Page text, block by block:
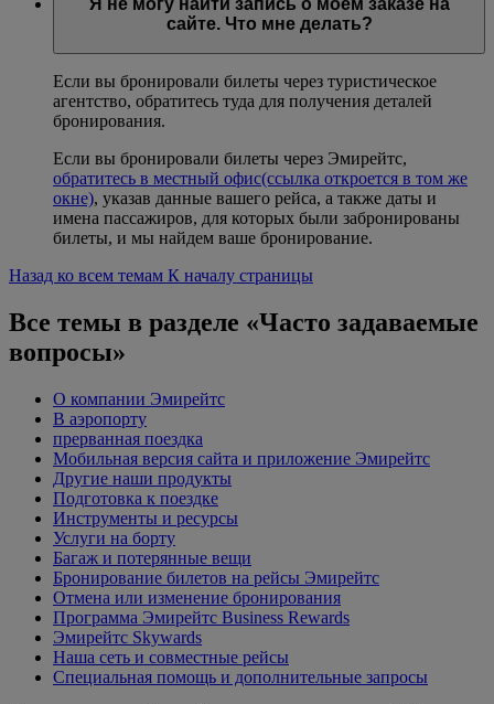
сайте. Что мне делать?
Если вы бронировали билеты через туристическое
агентство, обратитесь туда для получения деталей
бронирования.
Если вы бронировали билеты через Эмирейтс,
обратитесь в местный офис(ссылка откроется в том же
окне), указав данные вашего рейса, а также даты и
имена пассажиров, для которых были забронированы
билеты, и мы найдем ваше бронирование.
Назад ко всем темам К началу страницы
Все темы в разделе «Часто задаваемые
вопросы»
О компании Эмирейтс
В аэропорту
прерванная поездка
Мобильная версия сайта и приложение Эмирейтс
Другие наши продукты
Подготовка к поездке
Инструменты и ресурсы
Услуги на борту
Багаж и потерянные вещи
Бронирование билетов на рейсы Эмирейтс
Отмена или изменение бронирования
Программа Эмирейтс Business Rewards
Эмирейтс Skywards
Наша сеть и совместные рейсы
Специальная помощь и дополнительные запросы